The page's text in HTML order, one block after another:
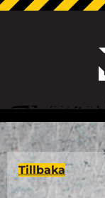
Tillbaka